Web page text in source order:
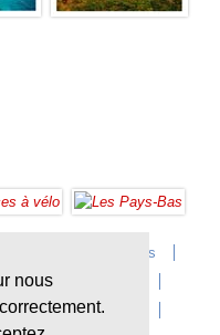
nous
Postes vacants
Agences
privacy